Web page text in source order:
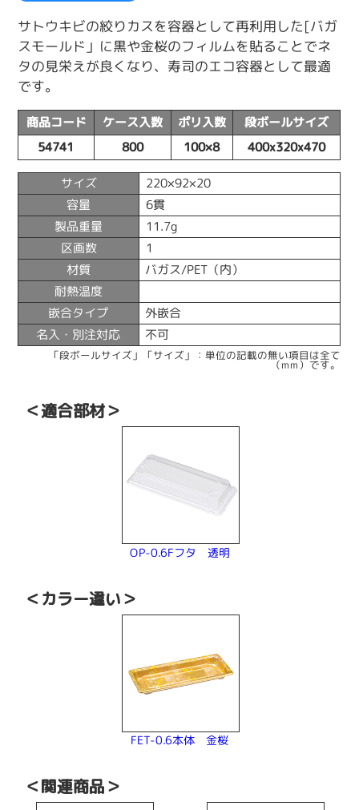
サトウキビの絞りカスを容器として再利用した[バガ
スモールド」に黒や金桜のフィルムを貼ることでネ
タの見栄えが良くなり、寿司のエコ容器として最適
です。
商品コード ケース入数 ポリ入数 段ボールサイズ
54741 800 100×8 400x320x470
サイズ 220×92×20
容量 6貫
製品重量 11.7g
区画数 1
材質 バガス/PET（内）
耐熱温度
嵌合タイプ 外嵌合
名入・別注対応 不可
「段ボールサイズ」「サイズ」：単位の記載の無い項目は全て
（mm）です。
＜適合部材＞
OP-0.6Fフタ 透明
＜カラー違い＞
FET-0.6本体 金桜
＜関連商品＞